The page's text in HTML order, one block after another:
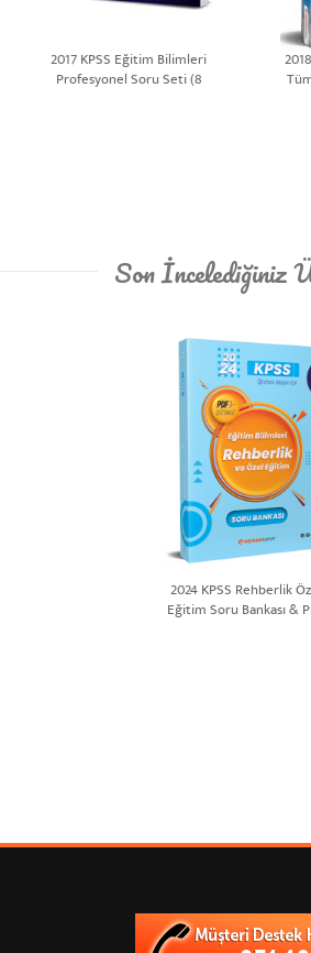
2017 KPSS Eğitim Bilimleri
Profesyonel Soru Seti (8
Son İncelediğiniz
2024 KPSS Rehberlik
Eğitim Soru Bankası &